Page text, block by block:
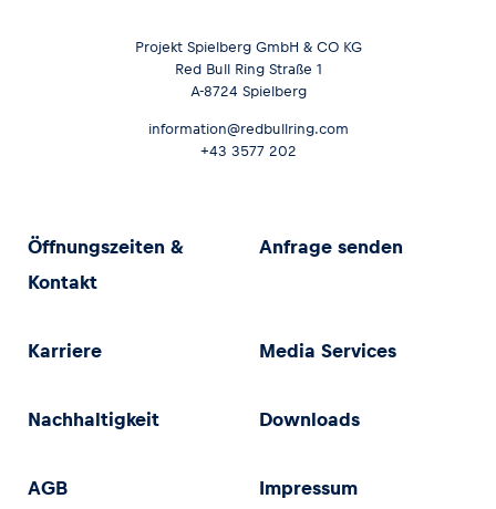
Projekt Spielberg GmbH & CO KG
Red Bull Ring Straße 1
A-8724 Spielberg
information@redbullring.com
+43 3577 202
Öffnungszeiten &
Kontakt
Anfrage senden
Karriere Media Services
Nachhaltigkeit Downloads
AGB Impressum